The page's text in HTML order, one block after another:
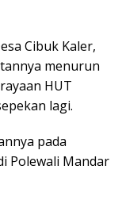
Cibuk Kaler,
menurun
HUT
lagi.
pada
Polewali Mandar